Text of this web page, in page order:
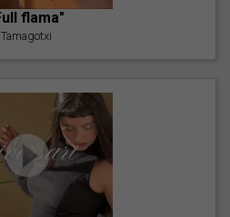
flama"
Tamagotxi